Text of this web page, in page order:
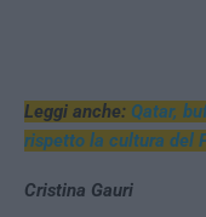
Leggi anche: Qatar,
rispetto la cultura del
Cristina Gauri